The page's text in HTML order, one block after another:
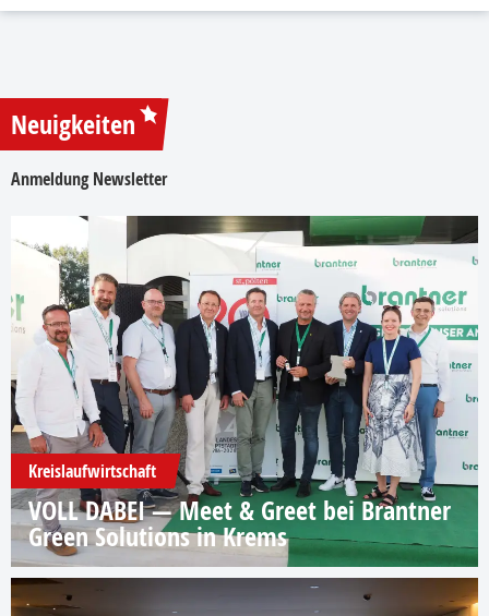
Neuigkeiten
Anmeldung Newsletter
Kreislaufwirtschaft
VOLL DABEI — Meet & Greet bei Brantner
Green Solutions in Krems